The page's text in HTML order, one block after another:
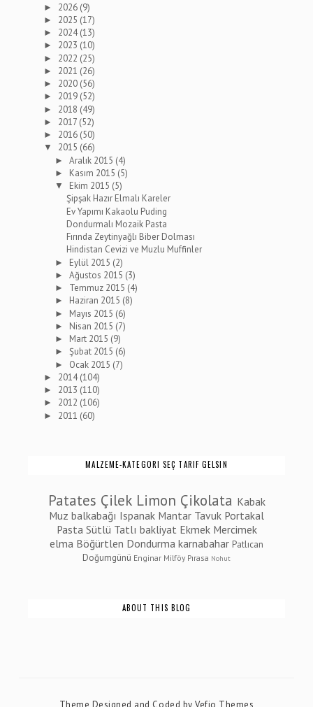
► 2026 (9)
► 2025 (17)
► 2024(13)
► 2023 (10)
► 2022 (25)
► 2021 (26)
► 2020 (56)
► 2019 (52)
► 2018 (49)
► 2017 (52)
► 2016 (50)
▼ 2015 (66)
►Aralık 2015 (4)
► Kasım 2015 (5)
▼ Ekim 2015 (5)
Şipşak Hazır Elmalı Kareler
Ev Yapımı Kakaolu Puding
Dondurmalı Mozaik Pasta
Fırında Zeytinyağlı Biber Dolması
Hindistan Cevizi ve Muzlu Muffinler
► Eylül 2015 (2)
►Ağustos 2015 (3)
► Temmuz 2015 (4)
► Haziran 2015 (8)
► Mayıs 2015 (6)
► Nisan 2015 (7)
► Mart 2015 (9)
►Şubat 2015 (6)
► Ocak 2015 (7)
► 2014(104)
► 2013 (110)
► 2012 (106)
► 2011 (60)
MALZEME-KATEGORI SEÇ TARIF GELSIN
Patates Çilek Limon Çikolata Kabak
Muz balkabağı Ispanak Mantar Tavuk Portakal
Pasta Sütlü Tatlı bakliyat Ekmek Mercimek
elma Böğürtlen Dondurma karnabahar Patlıcan
Doğumgünü Enginar Milföy Pırasa Nohut
ABOUT THIS BLOG
Theme Designed and Coded byVefio Themes